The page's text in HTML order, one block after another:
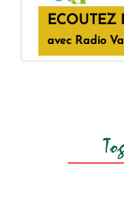
ECOUTEZ
avec Radio